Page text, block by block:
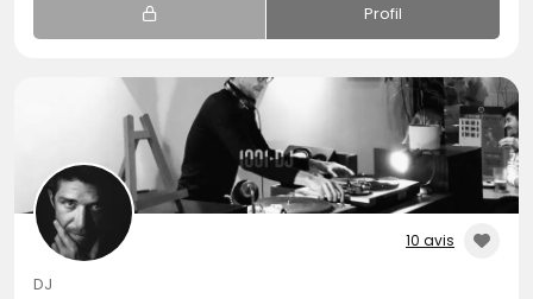
Profil
10 avis
DJ